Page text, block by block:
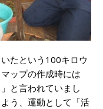
たという100キロウ
ップの作成時には
と言われていまし
う、運動として「活